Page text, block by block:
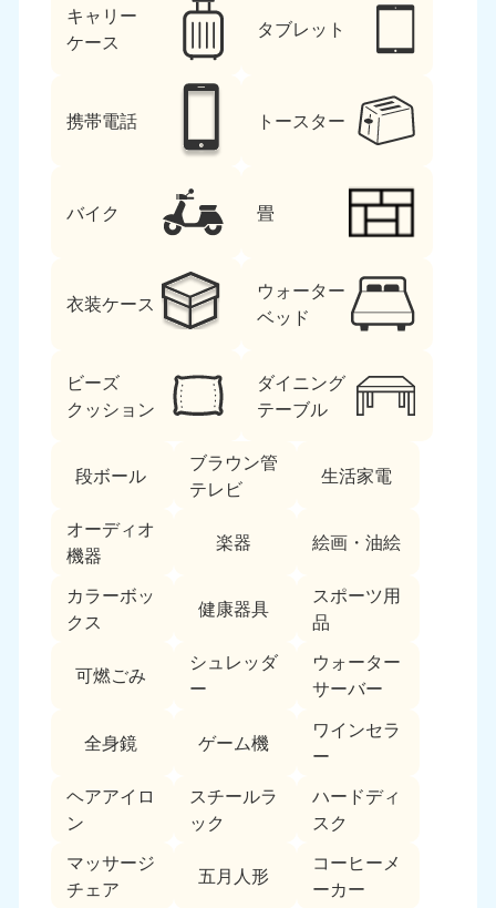
キャリー
ケース
タブレット
携帯電話 トースター
バイク 畳
衣装ケース
ウォーター
ベッド
ビーズ
クッション
ダイニング
テーブル
段ボール
ブラウン管
テレビ
生活家電
オーディオ
機器
楽器 絵画・油絵
カラーボッ
クス
健康器具
スポーツ用
品
可燃ごみ
シュレッダ
ー
ウォーター
サーバー
全身鏡 ゲーム機
ワインセラ
ー
ヘアアイロ
ン
スチールラ
ック
ハードディ
スク
マッサージ
チェア
五月人形
コーヒーメ
ーカー
北海道・東北
050-1881-5277
9:00〜19:00 年中無休
050-1881-5276
9:00〜19:00 年中無休
岩手県
9:00〜19:00 年中無休 9:00〜19:00 年中無休
050-1881-5273
9:00〜19:00 年中無休
050-1881-5272
9:00〜19:00 年中無休